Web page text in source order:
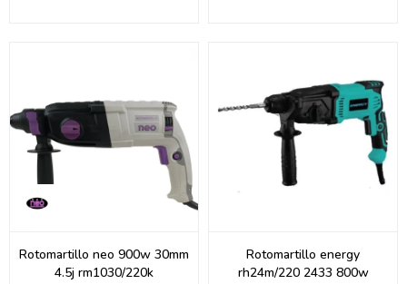
Rotomartillo neo 900w 30mm
4.5j rm1030/220k
Rotomartillo energy
rh24m/220 2433 800w